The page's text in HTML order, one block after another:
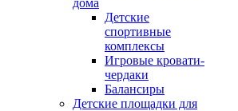
дома
Детские
спортивные
комплексы
Игровые кровати-
чердаки
Балансиры
Детские площадки для